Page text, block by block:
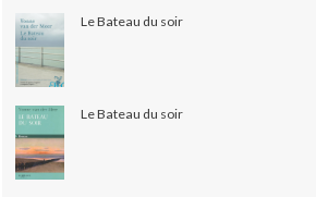
Le Bateau du soir
Le Bateau du soir